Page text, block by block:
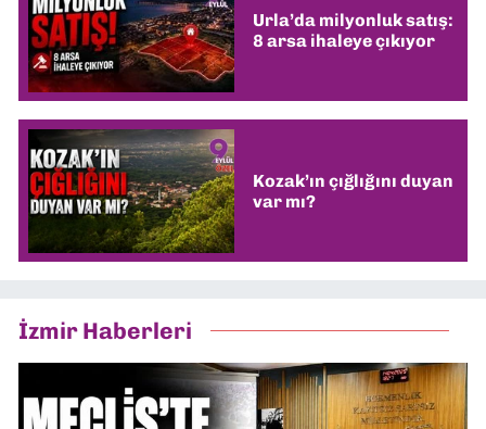
Urla’da milyonluk satış:
8 arsa ihaleye çıkıyor
Kozak’ın çığlığını duyan
var mı?
İzmir Haberleri